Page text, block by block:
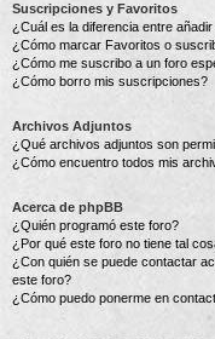
Suscripciones y Favoritos
¿Cuál es la diferencia entre
¿Cómo marcar Favoritos o
¿Cómo me suscribo a un foro
¿Cómo borro mis suscripciones?
Archivos Adjuntos
¿Qué archivos adjuntos son
¿Cómo encuentro todos mis
Acerca de phpBB
¿Quién programó este foro?
¿Por qué este foro no tiene tal
¿Con quién se puede contactar
este foro?
¿Cómo puedo ponerme en